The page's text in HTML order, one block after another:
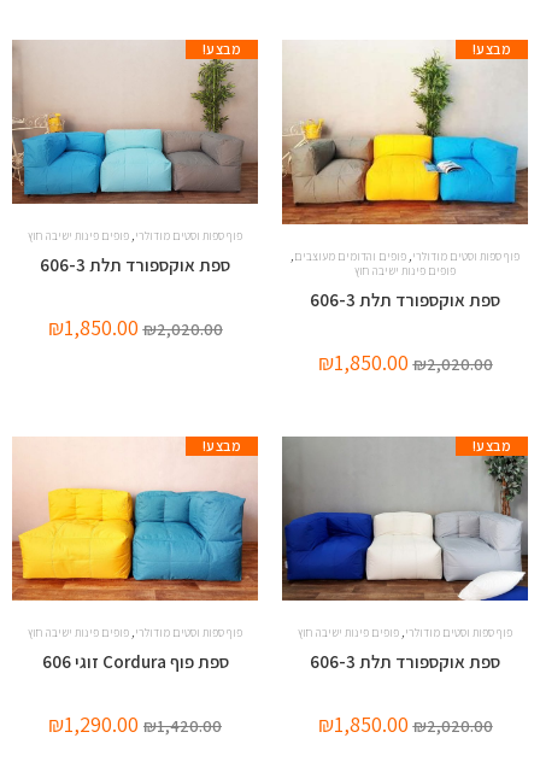
מבצע!
פוף ספות וסטים מודולרי פופים והדומים מעוצבים
פופים פינות ישיבה חוץ
ספת אוקספורד תלת 606-3
₪2,020.00
₪1,850.00
מבצע!
פוף ספות וסטים מודולרי פופים פינות ישיבה חוץ
ספת אוקספורד תלת 606-3
₪2,020.00
₪1,850.00
מבצע!
פוף ספות וסטים מודולרי פופים פינות ישיבה חוץ
ספת אוקספורד תלת 606-3
₪2,020.00
₪1,850.00
מבצע!
פוף ספות וסטים מודולרי פופים פינות ישיבה חוץ
ספת פוף Cordura זוגי 606
₪1,420.00
₪1,290.00